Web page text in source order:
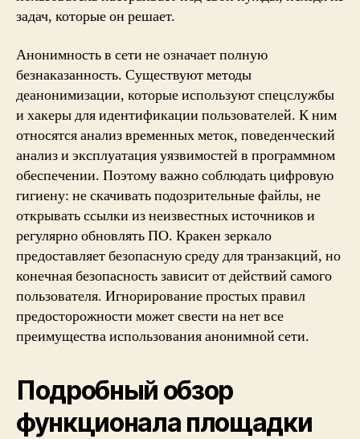
задач, которые он решает.
Анонимность в сети не означает полную
безнаказанность. Существуют методы
деанонимизации, которые используют спецслужбы
и хакеры для идентификации пользователей. К ним
относятся анализ временных меток, поведенческий
анализ и эксплуатация уязвимостей в программном
обеспечении. Поэтому важно соблюдать цифровую
гигиену: не скачивать подозрительные файлы, не
открывать ссылки из неизвестных источников и
регулярно обновлять ПО. Кракен зеркало
предоставляет безопасную среду для транзакций, но
конечная безопасность зависит от действий самого
пользователя. Игнорирование простых правил
предосторожности может свести на нет все
преимущества использования анонимной сети.
Подробный обзор
функционала площадки